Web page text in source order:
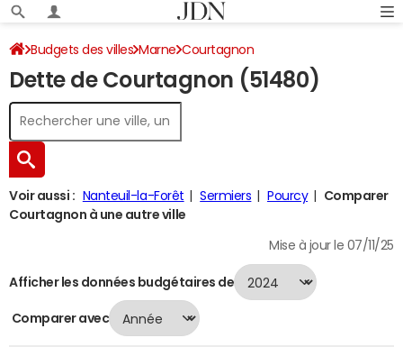
Budgets des villes Marne Courtagnon
Dette au 31/12/2024
Dette de Courtagnon (51480)
Voir aussi : Nanteuil-la-Forêt Sermiers Pourcy
Comparer
Courtagnon à une autre ville
Mise à jour le 07/11/25
Afficher les données budgétaires de
Comparer avec